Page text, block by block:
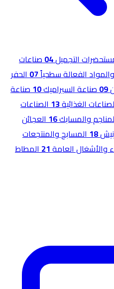
التجميل04صناعات
الفعالة سطحياً07الحفر
09صناعة السيراميك10صناعة
الغذائية13الصناعات
والمسابك16العجائن
18المسابح والمنتجعات
والأشغال العامة21المطاط